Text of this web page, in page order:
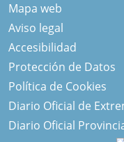
Mapa web
Aviso legal
Accesibilidad
Protección de Datos
Política de Cookies
Diario Oficial de
Diario Oficial